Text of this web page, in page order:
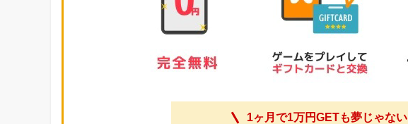
1ヶ月で1万円GETも夢じゃない